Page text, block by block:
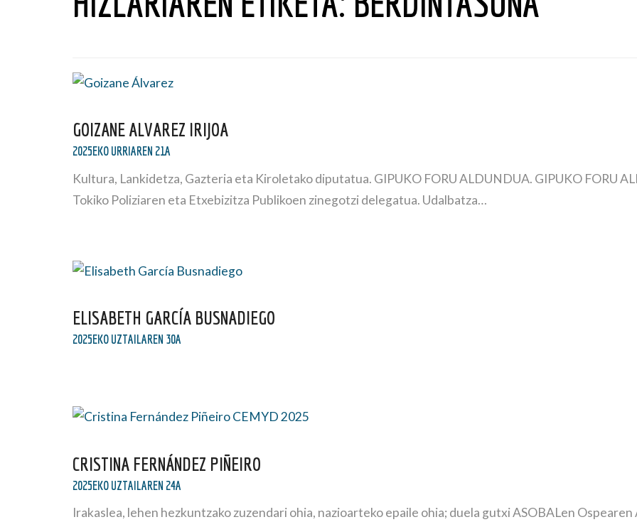
GOIZANE ALVAREZ IRIJOA
2025EKO URRIAREN 21A
Kultura, Lankidetza, Gazteria eta Kiroletako diputatua. GIPUKO FORU ALDUNDUA. GIPUKO FORU
Tokiko Poliziaren eta Etxebizitza Publikoen zinegotzi delegatua. Udalbatza…
ELISABETH GARCÍA BUSNADIEGO
2025EKO UZTAILAREN 30A
CRISTINA FERNÁNDEZ PIÑEIRO
2025EKO UZTAILAREN 24A
Irakaslea, lehen hezkuntzako zuzendari ohia, nazioarteko epaile ohia; duela gutxi ASOBALen